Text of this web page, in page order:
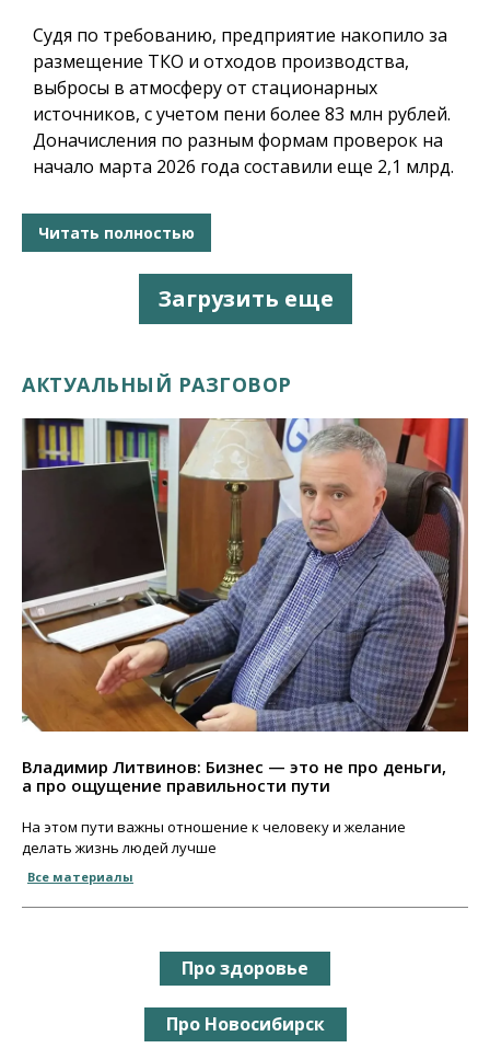
Судя по требованию, предприятие накопило за
размещение ТКО и отходов производства,
выбросы в атмосферу от стационарных
источников, с учетом пени более 83 млн рублей.
Доначисления по разным формам проверок на
начало марта 2026 года составили еще 2,1 млрд.
Читать полностью
Загрузить еще
АКТУАЛЬНЫЙ РАЗГОВОР
Владимир Литвинов: Бизнес — это не про деньги,
а про ощущение правильности пути
На этом пути важны отношение к человеку и желание
делать жизнь людей лучше
Все материалы
Про здоровье
Про Новосибирск